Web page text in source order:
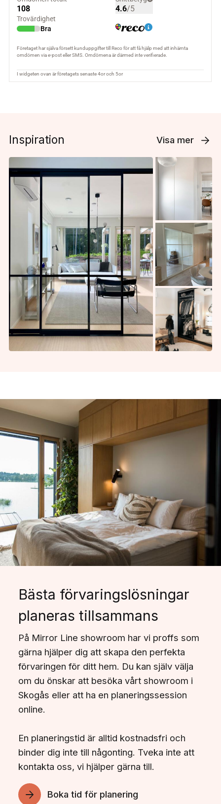
Inspiration Visa mer
Bästa förvaringslösningar
planeras tillsammans
På Mirror Line showroom har vi proffs som
gärna hjälper dig att skapa den perfekta
förvaringen för ditt hem. Du kan själv välja
om du önskar att besöka vårt showroom i
Skogås eller att ha en planeringssession
online.
En planeringstid är alltid kostnadsfri och
binder dig inte till någonting. Tveka inte att
kontakta oss, vi hjälper gärna till.
Boka tid för planering